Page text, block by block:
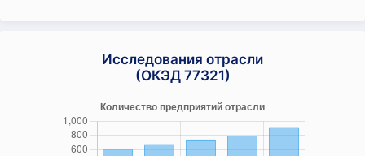
Исследования отрасли
(ОКЭД 77321)